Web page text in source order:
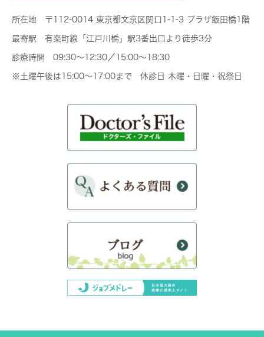
所在地 〒112-0014 東京都文京区関口1-1-3 プラザ飯田橋1階
最寄駅 有楽町線「江戸川橋」駅3番出口より徒歩3分
診療時間 09:30～12:30／15:00～18:30
※土曜午後は15:00～17:00まで 休診日 木曜・日曜・祝祭日